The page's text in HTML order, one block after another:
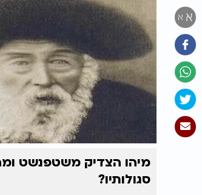
א א
מיהו הצדיק משטפנשט
סגולותיו?